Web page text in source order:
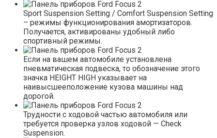
Sport Suspension Setting / Comfort Suspension Setting
– режимы функционирования амортизаторов.
Получается, активированы удобный либо
спортивный режимы.
Если на вашем автомобиле установлена
пневматическая подвеска, то обозначение этого
значка HEIGHT HIGH указывает на
наивысшееположение кузова машины над
дорогой.
Трудности с ходовой частью автомобиля или
требуется проверка узлов ходовой — Check
Suspension.